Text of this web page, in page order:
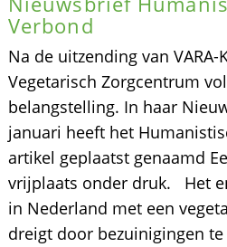
Verbond
Na de uitzending van VARA-
Vegetarisch Zorgcentrum
belangstelling. In haar
januari heeft het
artikel geplaatst genaamd
vrijplaats onder druk. Het
in Nederland met een
dreigt door bezuinigingen